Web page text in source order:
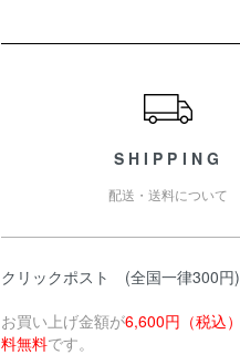
SHIPPING
配送・送料について
クリックポスト (全国一律300円)
お買い上げ金額が6,600円（税込
料無料です。